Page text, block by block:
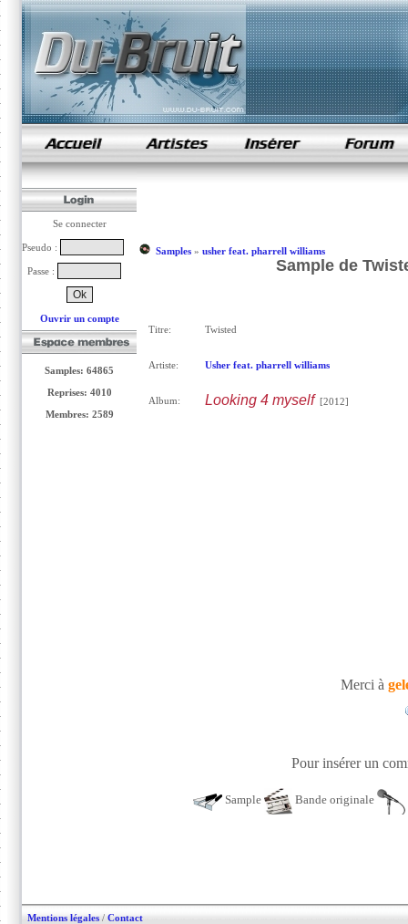
samples de rap
Se connecter
Pseudo :
Passe :
Ouvrir un compte
Samples: 64865
Reprises: 4010
Membres: 2589
Samples» usher feat. pharrell williams
Sample de
Titre: Twisted
Artiste: Usher feat. pharrell williams
Album: Looking 4 myself[2012]
Merci à
Pour insérer un
Sample Bande originale
Mentions légales / Contact